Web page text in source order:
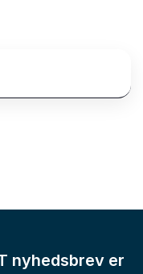
nyhedsbrev er